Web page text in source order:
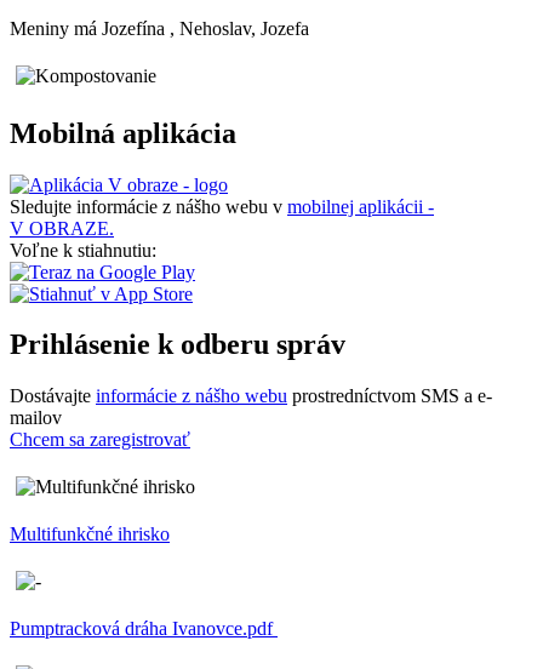
Meniny má Jozefína , Nehoslav, Jozefa
Mobilná aplikácia
Sledujte informácie z nášho webu v mobilnej aplikácii -
V OBRAZE.
Voľne k stiahnutiu:
Prihlásenie k odberu správ
Dostávajte informácie z nášho webu prostredníctvom SMS a e-
mailov
Chcem sa zaregistrovať
Multifunkčné ihrisko
Pumptracková dráha Ivanovce.pdf